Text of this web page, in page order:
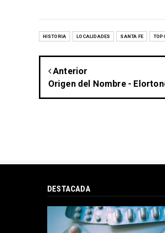
HISTORIA LOCALIDADES SANTA FE
Anterior
Origen del Nombre -
DESTACADA